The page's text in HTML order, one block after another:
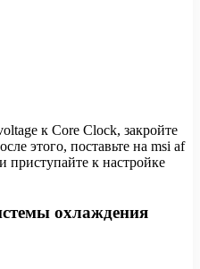
к Core Clock, закройте
этого, поставьте на msi af
приступайте к настройке
охлаждения